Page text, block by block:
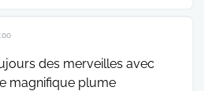
des merveilles avec
magnifique plume